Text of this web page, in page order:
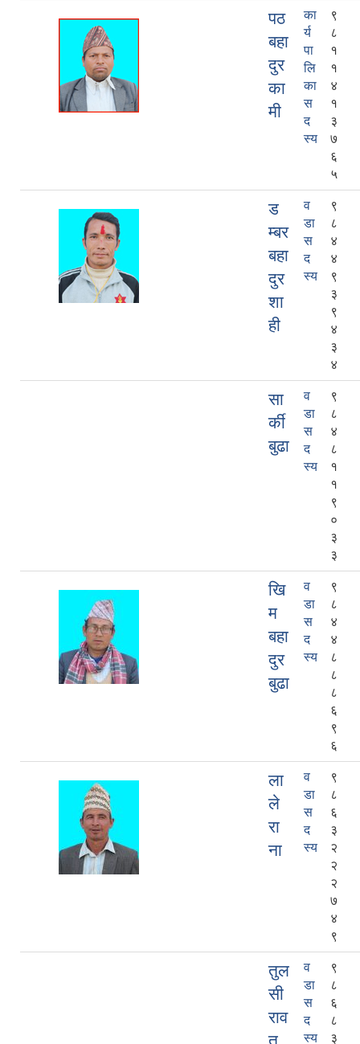
पठ
बहा
दुर
का
मी
का
र्य
पा
लि
का
स
द
स्य
९
८
१
१
४
१
३
७
६
५
ड
म्बर
बहा
दुर
शा
ही
व
डा
स
द
स्य
९
८
४
४
९
३
९
४
३
४
सा
र्की
बुढा
व
डा
स
द
स्य
९
८
४
८
१
१
९
०
३
३
खि
म
बहा
दुर
बुढा
व
डा
स
द
स्य
९
८
४
४
८
८
८
६
९
६
ला
ले
रा
ना
व
डा
स
द
स्य
९
८
६
३
२
२
२
७
४
९
तुल
सी
राव
व
डा
स
द
स्य
९
८
६
८
३